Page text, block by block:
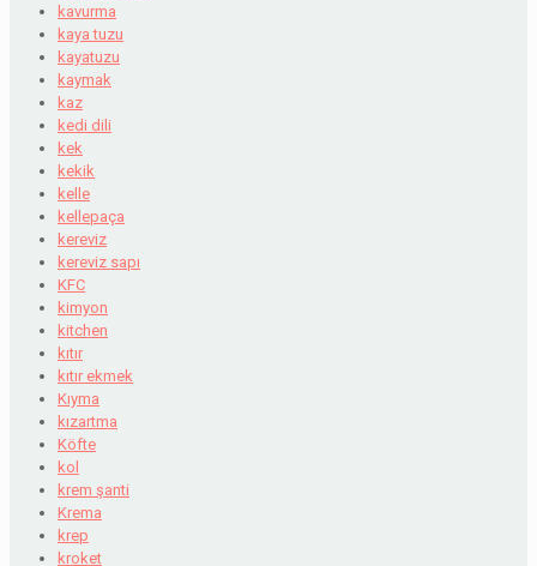
kavurma
kaya tuzu
kayatuzu
kaymak
kaz
kedi dili
kek
kekik
kelle
kellepaça
kereviz
kereviz sapı
KFC
kimyon
kitchen
kıtır
kıtır ekmek
Kıyma
kızartma
Köfte
kol
krem şanti
Krema
krep
kroket